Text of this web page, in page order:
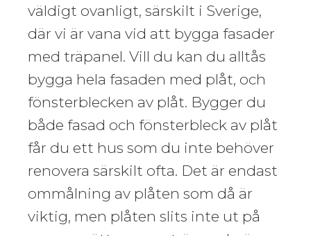
väldigt ovanligt, särskilt i Sverige,
där vi är vana vid att bygga fasader
med träpanel. Vill du kan du alltås
bygga hela fasaden med plåt, och
fönsterblecken av plåt. Bygger du
både fasad och fönsterbleck av plåt
får du ett hus som du inte behöver
renovera särskilt ofta. Det är endast
ommålning av plåten som då är
viktig, men plåten slits inte ut på